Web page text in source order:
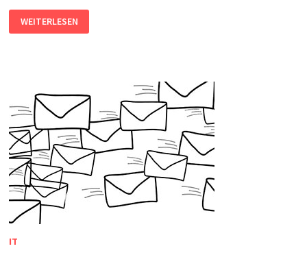
ENDE
FÜR
OUTLOOK
WAS
NUN?
WEITERLESEN
IT